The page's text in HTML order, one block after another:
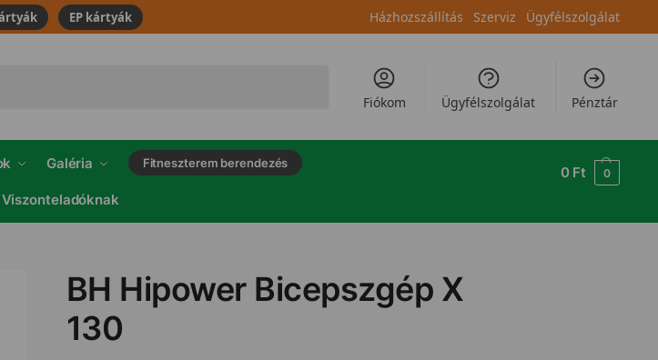
EP kártyák Házhozszállítás Szerviz Ügyfélszolgálat
Fiókom Ügyfélszolgálat Pénztár
Galéria Fitneszterem berendezés
Viszonteladóknak
0 Ft 0
BH Hipower Bicepszgép X
130